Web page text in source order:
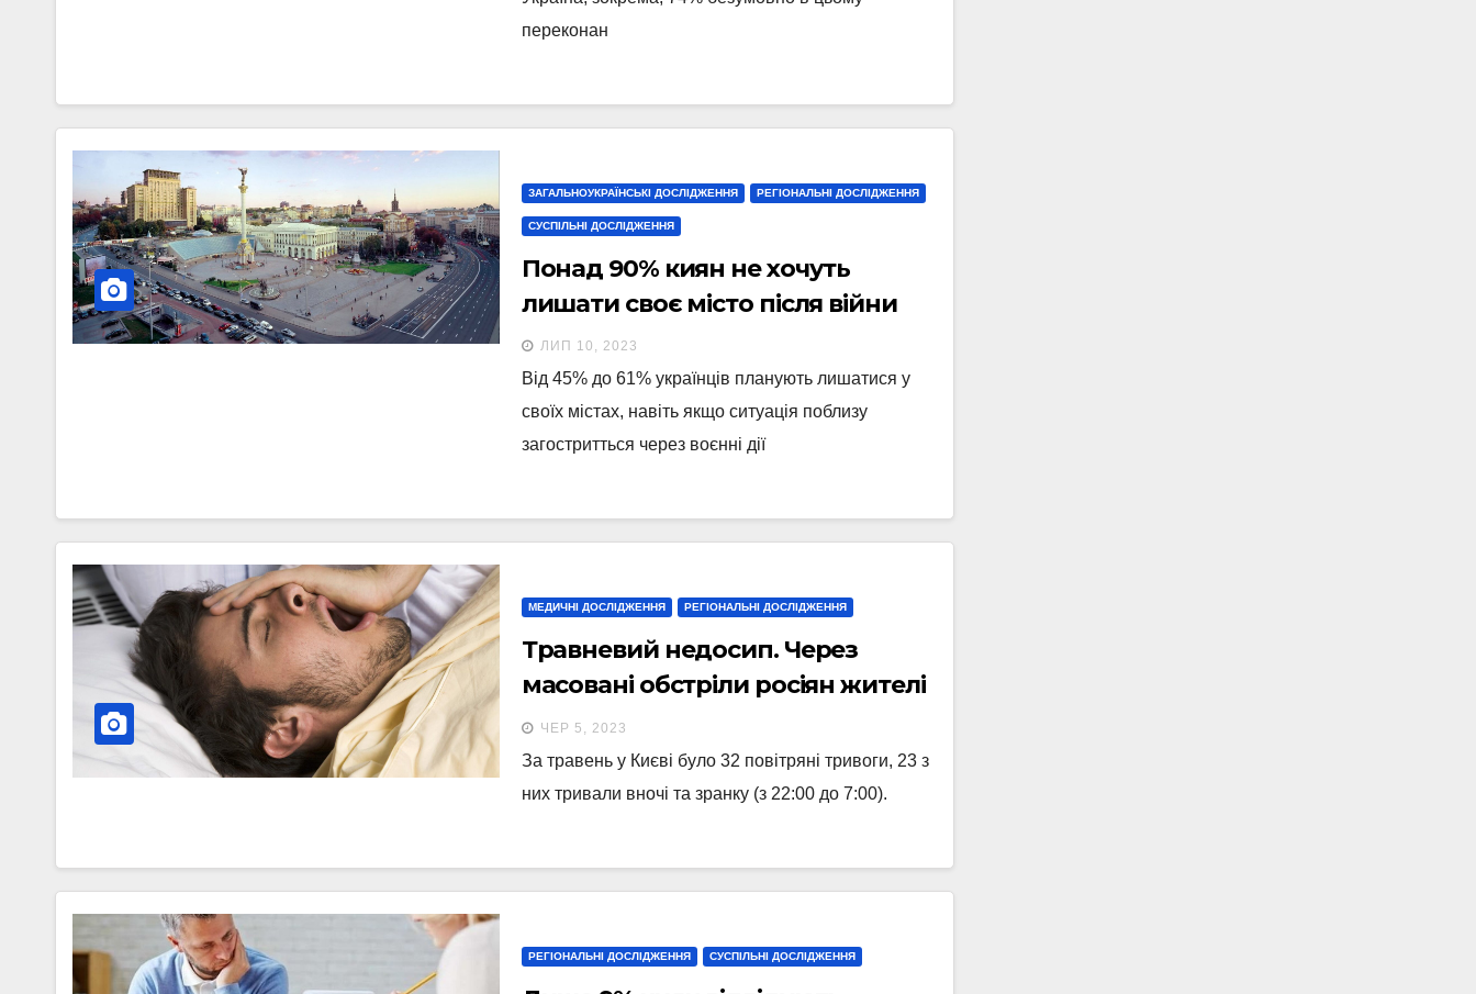
переконан
ЗАГАЛЬНОУКРАЇНСЬКІ ДОСЛІДЖЕННЯ РЕГІОНАЛЬНІ ДОСЛІДЖЕННЯ
СУСПІЛЬНІ ДОСЛІДЖЕННЯ
Понад 90% киян не хочуть
лишати своє місто після війни
ЛИП 10, 2023
Від 45% до 61% українців планують лишатися у
своїх містах, навіть якщо ситуація поблизу
загостритться через воєнні дії
МЕДИЧНІ ДОСЛІДЖЕННЯ РЕГІОНАЛЬНІ ДОСЛІДЖЕННЯ
Травневий недосип. Через
масовані обстріли росіян жителі
Києва могли недосипати 39% від
місячної норми. Розрахунки
Forbes
ЧЕР 5, 2023
За травень у Києві було 32 повітряні тривоги, 23 з
них тривали вночі та зранку (з 22:00 до 7:00).
РЕГІОНАЛЬНІ ДОСЛІДЖЕННЯ СУСПІЛЬНІ ДОСЛІДЖЕННЯ